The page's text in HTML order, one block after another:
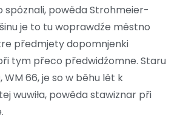
spóznali, powěda Strohmeier-
je to tu woprawdźe městno
předmjety dopomnjenki
tym přeco předwidźomne. Staru
WM 66, je so w běhu lět k
wuwiła, powěda stawiznar při